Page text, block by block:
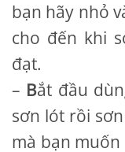
bạn hãy nhỏ
cho đến khi
đạt.
– Bắt đầu
sơn lót rồi
mà bạn